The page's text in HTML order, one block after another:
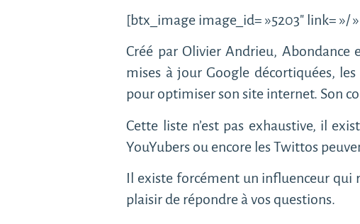
[btx_image image_id= »5203″ link= »/
Créé par Olivier Andrieu, Abondance
mises à jour Google décortiquées,
pour optimiser son site internet. Son
Cette liste n’est pas exhaustive, il
YouYubers ou encore les Twittos
Il existe forcément un influenceur qui
plaisir de répondre à vos questions.